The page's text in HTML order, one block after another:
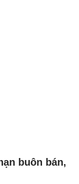
buôn bán,